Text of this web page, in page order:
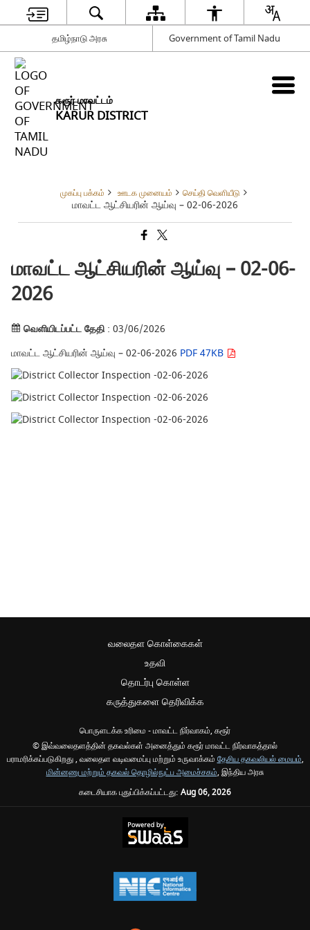
தமிழ்நாடு அரசு Government of Tamil Nadu
கரூர் மாவட்டம்
KARUR DISTRICT
முகப்பு பக்கம் ஊடக முனையம் செய்தி வெளியீடு
மாவட்ட ஆட்சியரின் ஆய்வு – 02-06-2026
மாவட்ட ஆட்சியரின் ஆய்வு – 02-06-
2026
வெளியிடப்பட்ட தேதி: 03/06/2026
மாவட்ட ஆட்சியரின் ஆய்வு – 02-06-2026 PDF 47KB
வலைதள கொள்கைகள்
உதவி
தொடர்பு கொள்ள
கருத்துகளை தெரிவிக்க
பொருளடக்க உரிமை - மாவட்ட நிர்வாகம், கரூர்
© இவ்வலைதளத்தின் தகவல்கள் அனைத்தும் கரூர் மாவட்ட நிர்வாகத்தால்
பராமரிக்கப்படுகிறது , வலைதள வடிவமைப்பு மற்றும் உருவாக்கம் தேசிய தகவலியல் மையம்,
மின்னணு மற்றும் தகவல் தொழில்நுட்ப அமைச்சகம், இந்திய அரசு
கடைசியாக புதுப்பிக்கப்பட்டது: Aug 06, 2026